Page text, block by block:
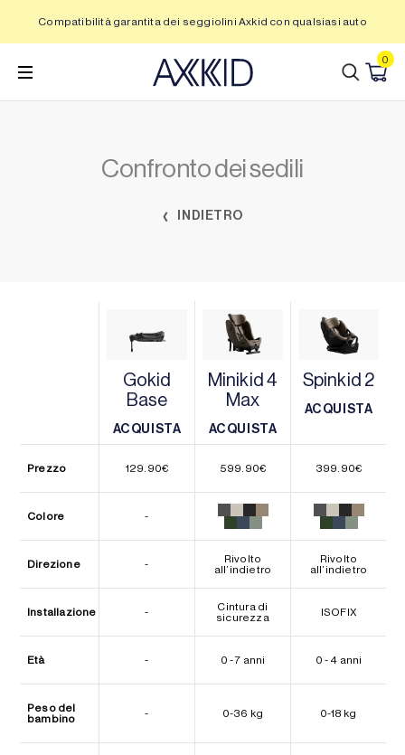
contenuto
Compatibilità garantita dei seggiolini Axkid con qualsiasi auto
0
Confronto dei sedili
INDIETRO
Gokid
Base
ACQUISTA
ACQUISTA
Minikid 4
Max
ACQUISTA
ACQUISTA
Spinkid 2
ACQUISTA
Prezzo 129.90€ 599.90€ 399.90€
Colore -
Direzione -
Rivolto
all’indietro
Rivolto
all’indietro
Installazione -
Cintura di
sicurezza
ISOFIX
Età - 0 - 7 anni 0 - 4 anni
Peso del
bambino
- 0-36 kg 0-18 kg